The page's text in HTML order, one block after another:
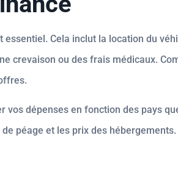
Cela inclut la location du
crevaison ou des frais médicaux.
vos dépenses en fonction des pays
de péage et les prix des